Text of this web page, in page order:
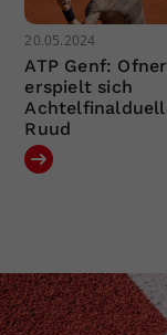
20.05.2024
ATP Genf: Ofner
erspielt sich
Ruud